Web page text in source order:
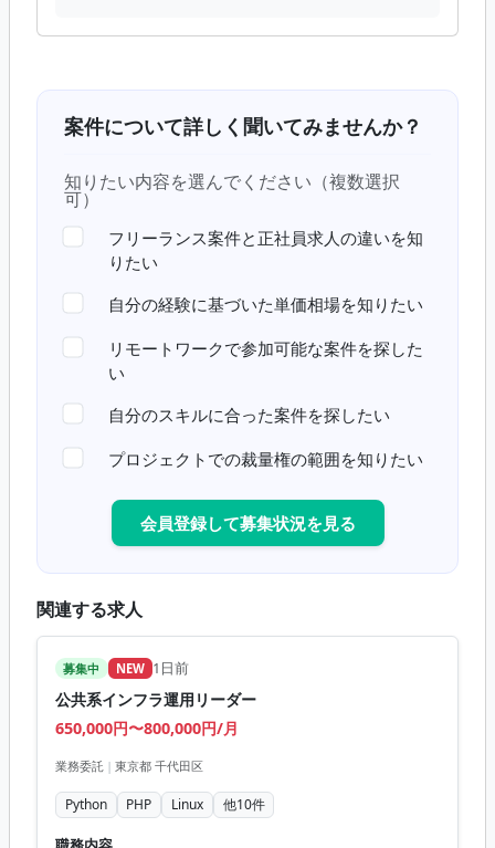
案件について詳しく聞いてみませんか？
知りたい内容を選んでください（複数選択
可）
フリーランス案件と正社員求人の違いを知
りたい
自分の経験に基づいた単価相場を知りたい
リモートワークで参加可能な案件を探した
い
自分のスキルに合った案件を探したい
プロジェクトでの裁量権の範囲を知りたい
会員登録して募集状況を見る
関連する求人
募集中 NEW 1日前
公共系インフラ運用リーダー
650,000円〜800,000円/月
業務委託 | 東京都 千代田区
Python PHP Linux 他10件